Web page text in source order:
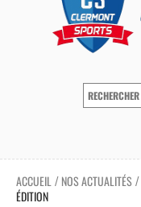
ACCUEIL / NOS ACTUALITÉS /
ÉDITION